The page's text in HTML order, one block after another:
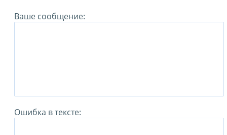
Ваше сообщение:
Ошибка в тексте: